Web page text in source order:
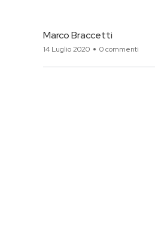
Marco Braccetti
14 Luglio 2020 0 commenti